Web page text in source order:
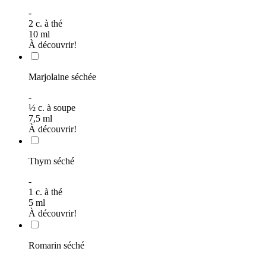
-
2 c. à thé
10 ml
À découvrir!
Marjolaine séchée
-
½ c. à soupe
7,5 ml
À découvrir!
Thym séché
-
1 c. à thé
5 ml
À découvrir!
Romarin séché